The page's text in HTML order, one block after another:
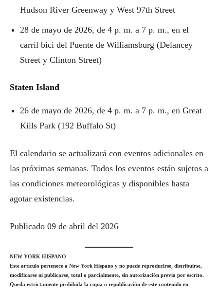
Hudson River Greenway y West 97th Street
28 de mayo de 2026, de 4 p. m. a 7 p. m., en el
carril bici del Puente de Williamsburg (Delancey
Street y Clinton Street)
Staten Island
26 de mayo de 2026, de 4 p. m. a 7 p. m., en Great
Kills Park (192 Buffalo St)
El calendario se actualizará con eventos adicionales en
las próximas semanas. Todos los eventos están sujetos a
las condiciones meteorológicas y disponibles hasta
agotar existencias.
Publicado 09 de abril del 2026
NEW YORK HISPANO
Este artículo pertenece a New York Hispano y no puede reproducirse, distribuirse,
modificarse ni publicarse, total o parcialmente, sin autorización previa por escrito.
Queda estrictamente prohibida la copia o republicación de este contenido en